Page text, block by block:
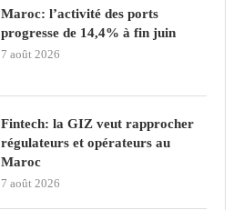
Maroc: l’activité des ports
progresse de 14,4% à fin juin
7 août 2026
Fintech: la GIZ veut rapprocher
régulateurs et opérateurs au
Maroc
7 août 2026